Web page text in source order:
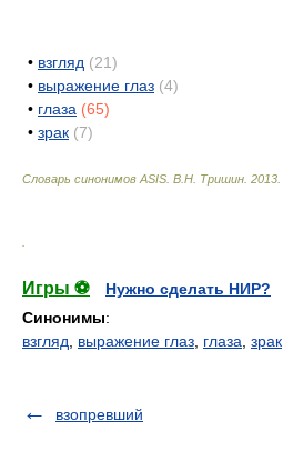
• взгляд (21)
• выражение глаз (4)
• глаза (65)
• зрак (7)
Словарь синонимов ASIS. В.Н. Тришин 2013
Игры ⚽
Нужно сделать НИР?
Синонимы:
взгляд
выражение глаз глаза зрак
взопревший